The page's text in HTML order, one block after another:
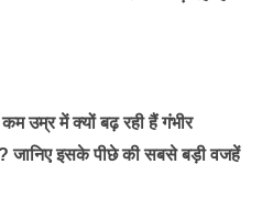
उम्र में क्यों बढ़ रही हैं गंभीर
जानिए इसके पीछे की सबसे बड़ी वजहें